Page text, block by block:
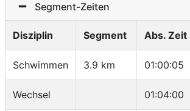
Segment-Zeiten
Disziplin Segment Abs. Zeit
Schwimmen 3.9 km 01:00:05
Wechsel 01:04:00